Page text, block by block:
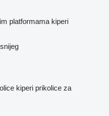
platformama kiperi
kiperi prikolice za